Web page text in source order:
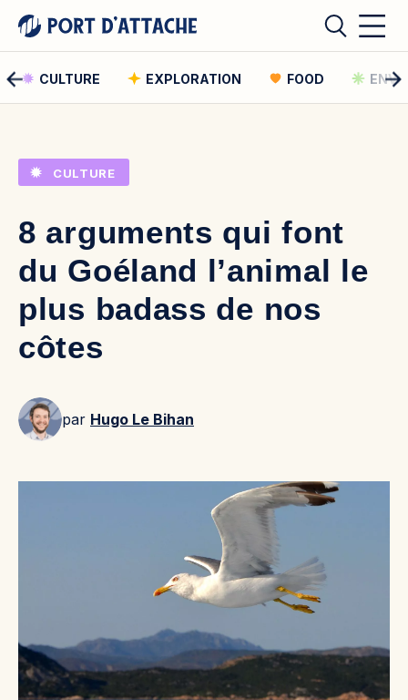
CULTURE EXPLORATION FOOD
Comment pouvons-nous vous aider ?
Rechercher
CULTURE
8 arguments qui font
du Goéland l’animal le
plus badass de nos
côtes
par Hugo Le Bihan